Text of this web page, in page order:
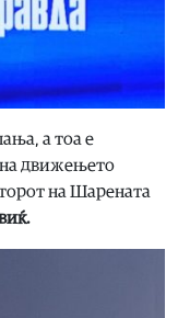
а тоа е
на движењето
на Шарената